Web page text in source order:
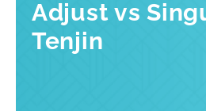
Adjust vs
Tenjin